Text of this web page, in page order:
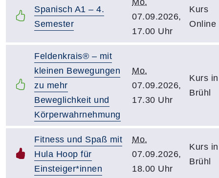
Spanisch A1 – 4.
Semester
07.09.2026,
17.00 Uhr
Kurs
Online
Feldenkrais® – mit
kleinen Bewegungen
zu mehr
Beweglichkeit und
Körperwahrnehmung
Mo.
07.09.2026,
17.30 Uhr
Kurs in
Brühl
Fitness und Spaß mit
Hula Hoop für
Einsteiger*innen
Mo.
07.09.2026,
18.00 Uhr
Kurs in
Brühl